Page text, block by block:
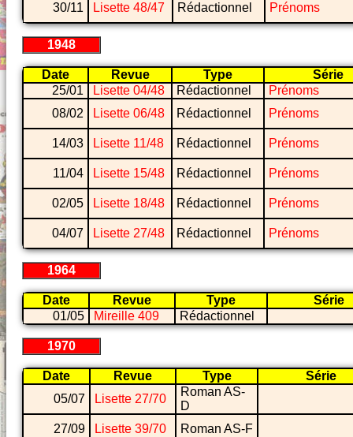
30/11 Lisette 48/47 Rédactionnel Prénoms
1948
Date Revue Type
Série
25/01
Lisette 04/48 Rédactionnel
Prénoms
08/02
Lisette 06/48 Rédactionnel Prénoms
14/03 Lisette 11/48 Rédactionnel Prénoms
11/04 Lisette 15/48 Rédactionnel Prénoms
02/05 Lisette 18/48 Rédactionnel Prénoms
04/07 Lisette 27/48 Rédactionnel Prénoms
1964
Date Revue Type
Série
01/05
Mireille 409 Rédactionnel
1970
Date Revue Type
Série
05/07
Lisette 27/70
Roman AS-
D
27/09
Lisette 39/70 Roman AS-F